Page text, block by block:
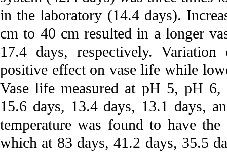
in the laboratory (14.4 days).
cm to 40 cm resulted in a longer
17.4 days, respectively.
positive effect on vase life while
Vase life measured at pH 5, pH
15.6 days, 13.4 days, 13.1 days,
temperature was found to have
which at 83 days, 41.2 days, 35.5